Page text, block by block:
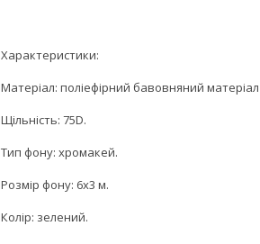
Характеристики:
Матеріал: поліефірний бавовняний матеріал
Щільність: 75D.
Тип фону: хромакей.
Розмір фону: 6x3 м.
Колір: зелений.